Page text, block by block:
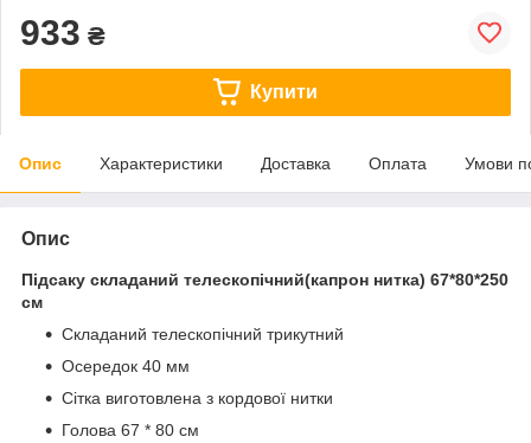
933 ₴
Купити
Опис Характеристики Доставка Оплата Умови
Опис
Підсаку складаний телескопічний(капрон нитка) 67*80*250
см
Складаний телескопічний трикутний
Осередок 40 мм
Сітка виготовлена з кордової нитки
Голова 67 * 80 см